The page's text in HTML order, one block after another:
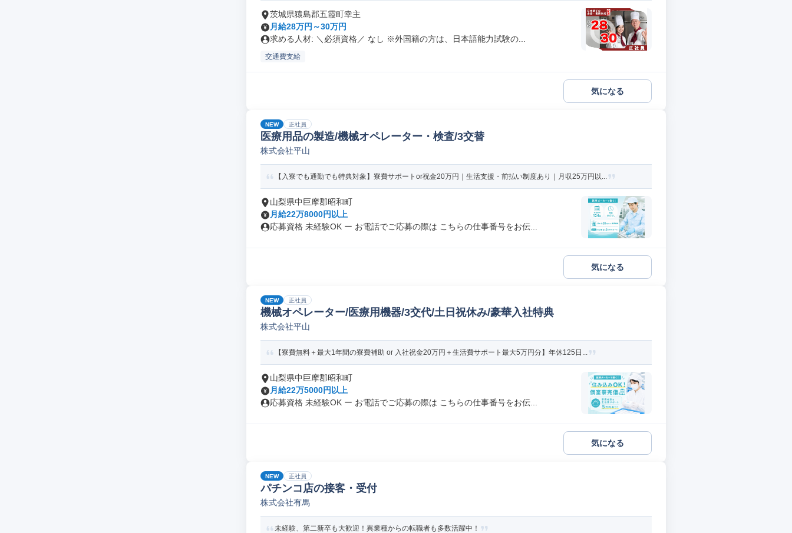
茨城県猿島郡五霞町幸主
月給28万円～30万円
求める人材: ＼必須資格／ なし ※外国籍の方は、日本語能力試験の...
交通費支給
気になる
NEW 正社員
医療用品の製造/機械オペレーター・検査/3交替
株式会社平山
【入寮でも通勤でも特典対象】寮費サポートor祝金20万円｜生活支援・前払い制度あり｜月収25万円以...
山梨県中巨摩郡昭和町
月給22万8000円以上
応募資格 未経験OK ー お電話でご応募の際は こちらの仕事番号をお伝...
気になる
NEW 正社員
機械オペレーター/医療用機器/3交代/土日祝休み/豪華入社特典
株式会社平山
【寮費無料＋最大1年間の寮費補助 or 入社祝金20万円＋生活費サポート最大5万円分】年休125日...
山梨県中巨摩郡昭和町
月給22万5000円以上
応募資格 未経験OK ー お電話でご応募の際は こちらの仕事番号をお伝...
気になる
NEW 正社員
パチンコ店の接客・受付
株式会社有馬
未経験、第二新卒も大歓迎！異業種からの転職者も多数活躍中！